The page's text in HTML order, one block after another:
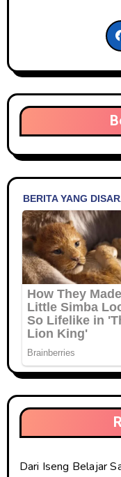
Dari Iseng Belajar